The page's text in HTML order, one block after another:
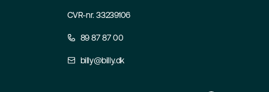
CVR-nr. 33239106
89 87 87 00
billy@billy.dk